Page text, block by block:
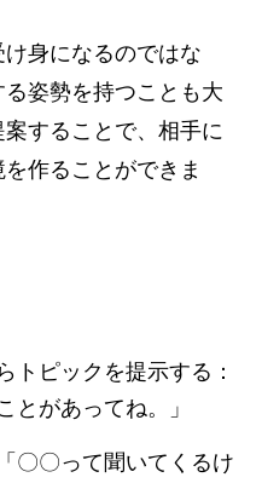
身になるのではな
姿勢を持つことも大
することで、相手に
作ることができま
トピックを提示する：
とがあってね。」
〇〇って聞いてくるけ